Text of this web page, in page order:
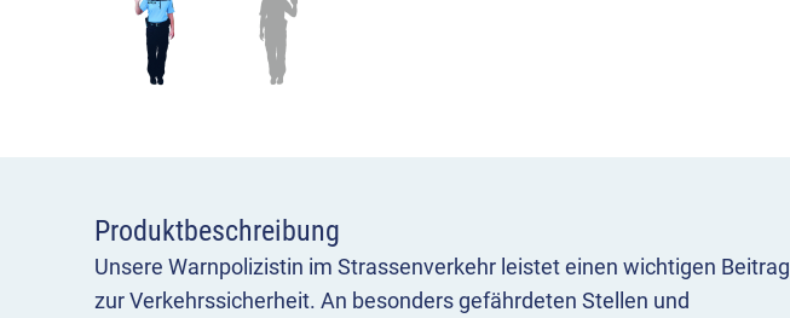
Produktbeschreibung
Unsere Warnpolizistin im Strassenverkehr leistet einen wichtigen Beitrag
zur Verkehrssicherheit. An besonders gefährdeten Stellen und